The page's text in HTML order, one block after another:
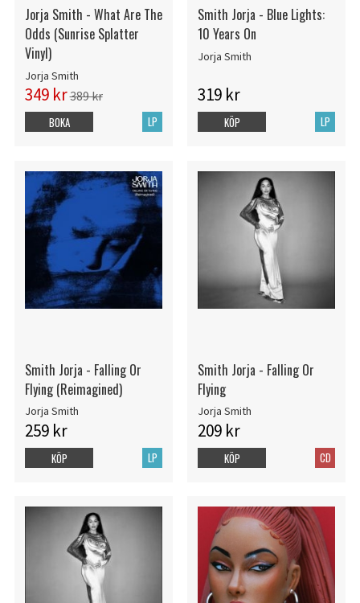
Jorja Smith - What Are The
Odds (Sunrise Splatter
Vinyl)
Jorja Smith
349 kr389 kr
LP
BOKA
Smith Jorja - Blue Lights:
10 Years On
Jorja Smith
319 kr
LP
KÖP
Smith Jorja - Falling Or
Flying (Reimagined)
Jorja Smith
259 kr
LP
KÖP
Smith Jorja - Falling Or
Flying
Jorja Smith
209 kr
CD
KÖP